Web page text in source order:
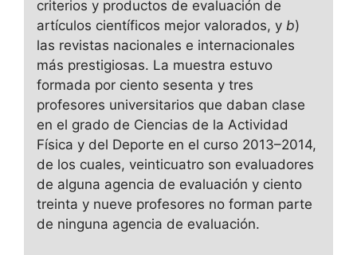
criterios y productos de evaluación de
artículos científicos mejor valorados, y b)
las revistas nacionales e internacionales
más prestigiosas. La muestra estuvo
formada por ciento sesenta y tres
profesores universitarios que daban clase
en el grado de Ciencias de la Actividad
Física y del Deporte en el curso 2013–2014,
de los cuales, veinticuatro son evaluadores
de alguna agencia de evaluación y ciento
treinta y nueve profesores no forman parte
de ninguna agencia de evaluación.